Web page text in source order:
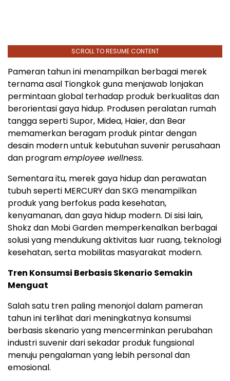
SCROLL TO RESUME CONTENT
Pameran tahun ini menampilkan berbagai merek
ternama asal Tiongkok guna menjawab lonjakan
permintaan global terhadap produk berkualitas dan
berorientasi gaya hidup. Produsen peralatan rumah
tangga seperti Supor, Midea, Haier, dan Bear
memamerkan beragam produk pintar dengan
desain modern untuk kebutuhan suvenir perusahaan
dan programemployee wellness.
Sementara itu, merek gaya hidup dan perawatan
tubuh seperti MERCURY dan SKG menampilkan
produk yang berfokus pada kesehatan,
kenyamanan, dan gaya hidup modern. Di sisi lain,
Shokz dan Mobi Garden memperkenalkan berbagai
solusi yang mendukung aktivitas luar ruang, teknologi
kesehatan, serta mobilitas masyarakat modern.
Tren Konsumsi Berbasis Skenario Semakin
Menguat
Salah satu tren paling menonjol dalam pameran
tahun ini terlihat dari meningkatnya konsumsi
berbasis skenario yang mencerminkan perubahan
industri suvenir dari sekadar produk fungsional
menuju pengalaman yang lebih personal dan
emosional.